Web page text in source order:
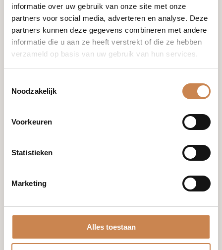
informatie over uw gebruik van onze site met onze
partners voor social media, adverteren en analyse. Deze
partners kunnen deze gegevens combineren met andere
informatie die u aan ze heeft verstrekt of die ze hebben
verzameld op basis van uw gebruik van hun services.
Noodzakelijk
Voorkeuren
Statistieken
Marketing
Alles toestaan
Ik wil graag kennismaken
+31 (0)85 876 94 80
info@houseofafricanbeauty.com
Franck
Global
Miriam